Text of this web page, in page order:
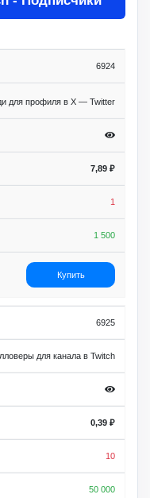
6924
для профиля в X — Twitter
7,89 ₽
1
1 500
Купить
6925
для канала в Twitch
0,39 ₽
10
50 000